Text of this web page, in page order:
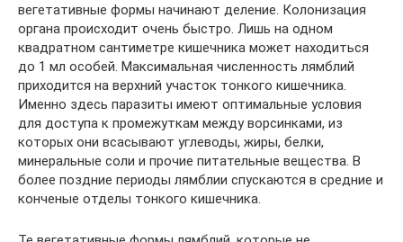
вегетативные формы начинают деление. Колонизация
органа происходит очень быстро. Лишь на одном
квадратном сантиметре кишечника может находиться
до 1 мл особей. Максимальная численность лямблий
приходится на верхний участок тонкого кишечника.
Именно здесь паразиты имеют оптимальные условия
для доступа к промежуткам между ворсинками, из
которых они всасывают углеводы, жиры, белки,
минеральные соли и прочие питательные вещества. В
более поздние периоды лямблии спускаются в средние и
конченые отделы тонкого кишечника.